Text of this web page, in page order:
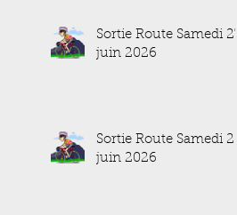
Sortie Route Samedi 27
juin 2026
Sortie Route Samedi 20
juin 2026